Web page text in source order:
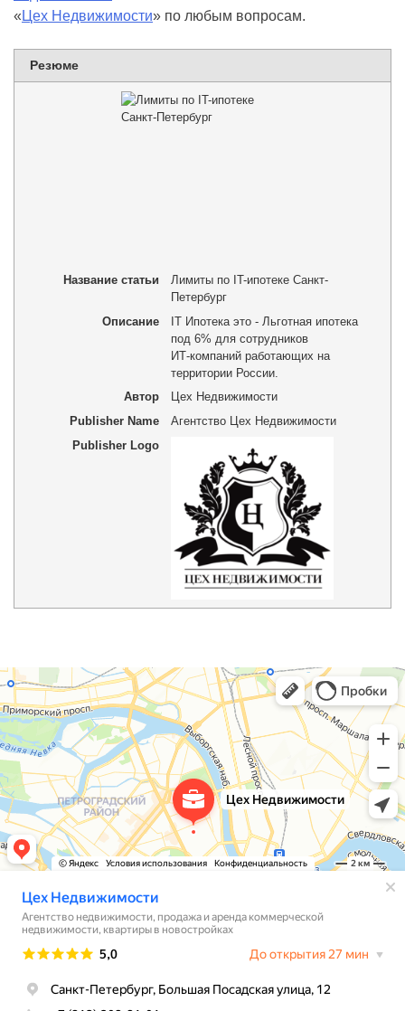
« Цех Недвижимости» по любым вопросам.
Резюме
Название статьи
Лимиты по IT-ипотеке Санкт-
Петербург
Описание
IT Ипотека это - Льготная ипотека
под 6% для сотруд­ников
ИТ⁠-⁠компаний работающих на
территории России.
Автор
Цех Недвижимости
Publisher Name
Агентство Цех Недвижимости
Publisher Logo